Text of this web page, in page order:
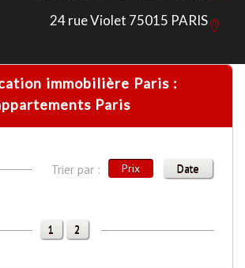
24 rue Violet 75015 PARIS
Paris
Trier par : Prix Date
1 2